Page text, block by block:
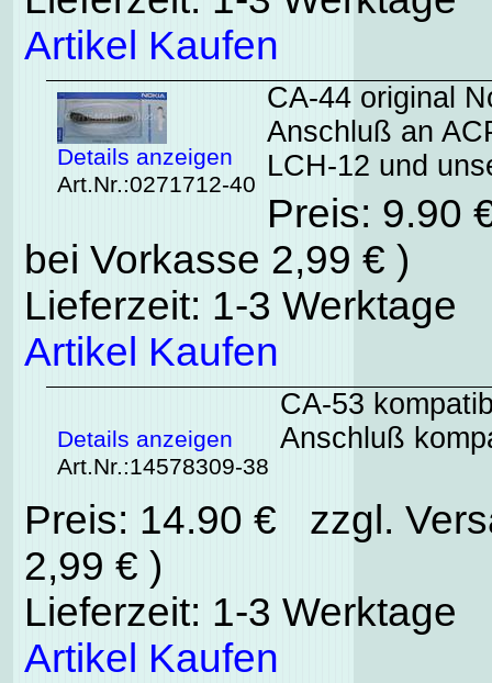
Artikel Kaufen
Details anzeigen
Art.Nr.:0271712-40
CA-44 original
Anschluß an
LCH-12 und
Preis: 9.90
bei Vorkasse 2,99 € )
Lieferzeit: 1-3 Werktage
Artikel Kaufen
Details anzeigen
Art.Nr.:14578309-38
CA-53
Anschluß
Preis: 14.90 € zzgl.
2,99 € )
Lieferzeit: 1-3 Werktage
Artikel Kaufen